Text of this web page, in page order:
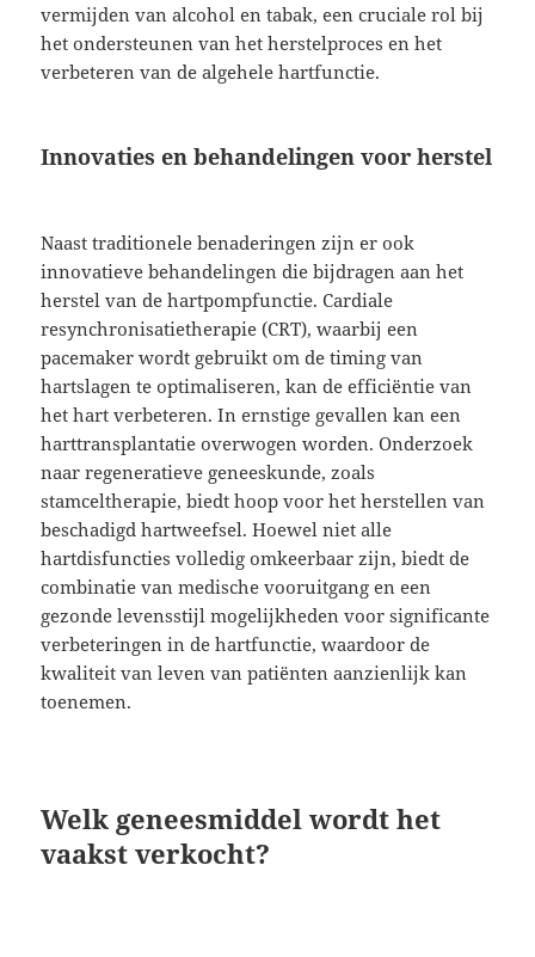
vermijden van alcohol en tabak, een cruciale rol bij
het ondersteunen van het herstelproces en het
verbeteren van de algehele hartfunctie.
Innovaties en behandelingen voor herstel
Naast traditionele benaderingen zijn er ook
innovatieve behandelingen die bijdragen aan het
herstel van de hartpompfunctie. Cardiale
resynchronisatietherapie (CRT), waarbij een
pacemaker wordt gebruikt om de timing van
hartslagen te optimaliseren, kan de efficiëntie van
het hart verbeteren. In ernstige gevallen kan een
harttransplantatie overwogen worden. Onderzoek
naar regeneratieve geneeskunde, zoals
stamceltherapie, biedt hoop voor het herstellen van
beschadigd hartweefsel. Hoewel niet alle
hartdisfuncties volledig omkeerbaar zijn, biedt de
combinatie van medische vooruitgang en een
gezonde levensstijl mogelijkheden voor significante
verbeteringen in de hartfunctie, waardoor de
kwaliteit van leven van patiënten aanzienlijk kan
toenemen.
Welk geneesmiddel wordt het
vaakst verkocht?